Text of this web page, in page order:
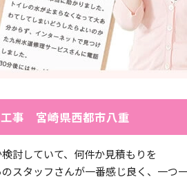
工事 宮崎県西都市八重
討していて、何件か見積もりを
スタッフさんが一番感じ良く、一つ